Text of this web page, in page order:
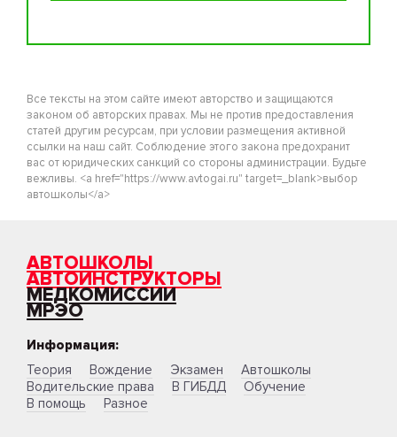
Все тексты на этом сайте имеют авторство и защищаются
законом об авторских правах. Мы не против предоставления
статей другим ресурсам, при условии размещения активной
ссылки на наш сайт. Соблюдение этого закона предохранит
вас от юридических санкций со стороны администрации. Будьте
вежливы. <a href="https://www.avtogai.ru" target=_blank>выбор
автошколы</a>
АВТОШКОЛЫ
АВТОИНСТРУКТОРЫ
МЕДКОМИССИИ
МРЭО
Информация:
Теория
Вождение Экзамен
Автошколы
Водительские права
В ГИБДД
Обучение
В помощь
Разное